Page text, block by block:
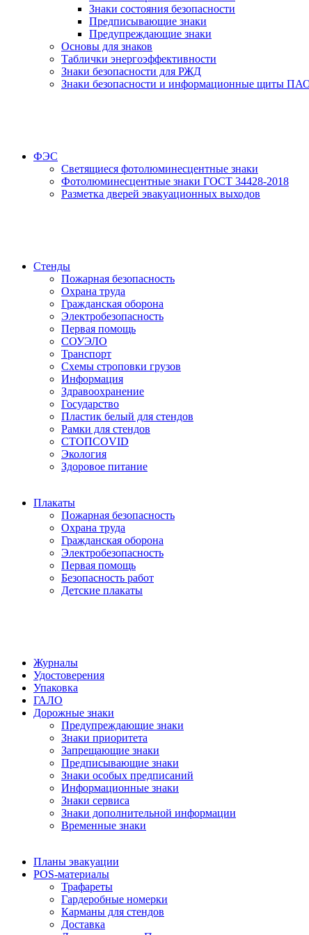
Знаки состояния безопасности
Предписывающие знаки
Предупреждающие знаки
Основы для знаков
Таблички энергоэффективности
Знаки безопасности для РЖД
Знаки безопасности и информационные щиты
ФЭС
Светящиеся фотолюминесцентные знаки
Фотолюминесцентные знаки ГОСТ 34428-2018
Разметка дверей эвакуационных выходов
Стенды
Пожарная безопасность
Охрана труда
Гражданская оборона
Электробезопасность
Первая помощь
СОУЭЛО
Транспорт
Схемы строповки грузов
Информация
Здравоохранение
Государство
Пластик белый для стендов
Рамки для стендов
СТОПCOVID
Экология
Здоровое питание
Плакаты
Пожарная безопасность
Охрана труда
Гражданская оборона
Электробезопасность
Первая помощь
Безопасность работ
Детские плакаты
Журналы
Удостоверения
Упаковка
ГАЛО
Дорожные знаки
Предупреждающие знаки
Знаки приоритета
Запрещающие знаки
Предписывающие знаки
Знаки особых предписаний
Информационные знаки
Знаки сервиса
Знаки дополнительной информации
Временные знаки
Планы эвакуации
POS-материалы
Трафареты
Гардеробные номерки
Карманы для стендов
Доставка